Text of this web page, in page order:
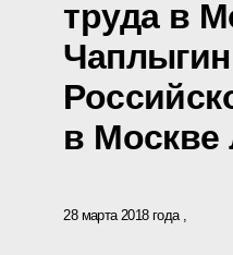
труда в
в Москве
28 марта 2018 года